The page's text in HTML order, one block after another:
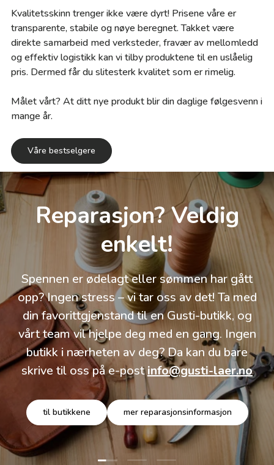
Kvalitetsskinn trenger ikke være dyrt! Prisene våre er
transparente, stabile og nøye beregnet. Takket være
direkte samarbeid med verksteder, fravær av mellomledd
og effektiv logistikk kan vi tilby produktene til en uslåelig
pris. Dermed får du slitesterk kvalitet som er rimelig.
Målet vårt? At ditt nye produkt blir din daglige følgesvenn i
mange år.
Våre bestselgere
Reparasjon? Veldig
enkelt!
Spennen er ødelagt eller sømmen har gått
opp? Ingen stress – vi tar oss av det! Ta med
din favorittgjenstand til en Gusti-butikk, og
vårt team vil hjelpe deg med en gang. Ingen
butikk i nærheten av deg? Da kan du bare
skrive til oss på e-postinfo@gusti-laer.no
til butikkene mer reparasjonsinformasjon
Last lysbilde 1 av 3
Last lysbilde 2 av 3
Last lysbilde 3 av 3